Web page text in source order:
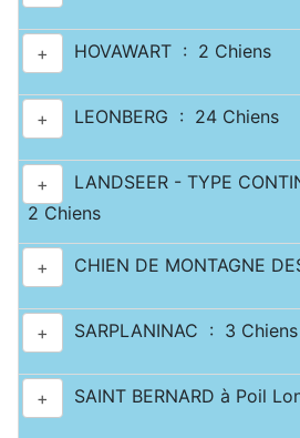
+ HOVAWART : 2 Chiens
+ LEONBERG : 24 Chiens
+
LANDSEER - TYPE
2 Chiens
+ CHIEN DE MONTAGNE
+ SARPLANINAC : 3 Chiens
+ SAINT BERNARD à Poil